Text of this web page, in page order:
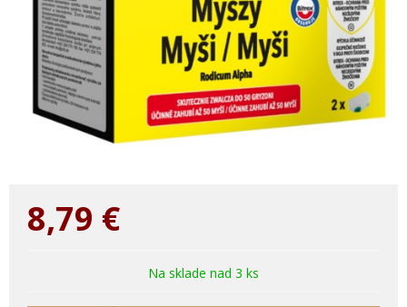
8,79 €
Na sklade nad 3 ks